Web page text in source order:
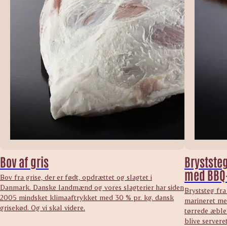
Bov af gris
Bov fra grise, der er født, opdrættet og slagtet i
Danmark. Danske landmænd og vores slagterier har siden
2005 mindsket klimaaftrykket med 30 % pr. kg. dansk
grisekød. Og vi skal videre.
med
Bryststeg
marineret
tørrede
blive